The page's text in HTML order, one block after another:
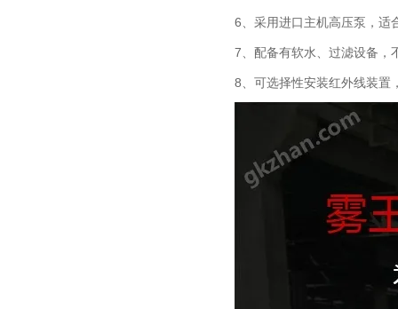
6、采用进口主机高压泵，适
7、配备有软水、过滤设备，
8、可选择性安装红外线装置